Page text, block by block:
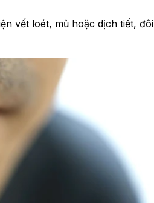
vết loét, mủ hoặc dịch tiết, đôi